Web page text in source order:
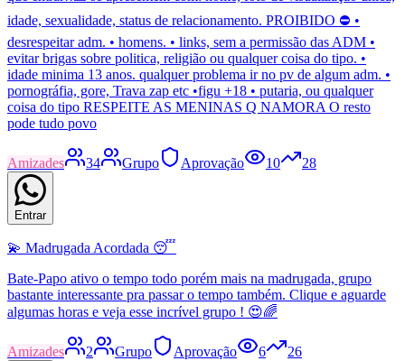
idade, sexualidade, status de relacionamento. PROIBIDO ⛔ •
desrespeitar adm. • homens. • links, sem a permissão das ADM •
evitar brigas sobre politica, religião ou qualquer coisa do tipo. •
idade minima 13 anos. qualquer problema ir no pv de algum adm. •
pornográfia, gore, Trava zap etc •figu +18 • putaria, ou qualquer
coisa do tipo RESPEITE AS MENINAS Q NAMORA O resto
pode tudo povo
Amizades 34 Grupo Aprovação 10 28
Entrar
💫 Madrugada Acordada 😴
Bate-Papo ativo o tempo todo porém mais na madrugada, grupo
bastante interessante pra passar o tempo também. Clique e aguarde
algumas horas e veja esse incrível grupo ! 😍🌈
Amizades 2 Grupo Aprovação 6 26